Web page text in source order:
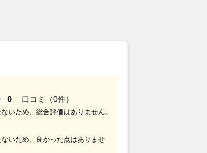
0 口コミ（0件）
いため、総合評価はありません。
いため、良かった点はありませ